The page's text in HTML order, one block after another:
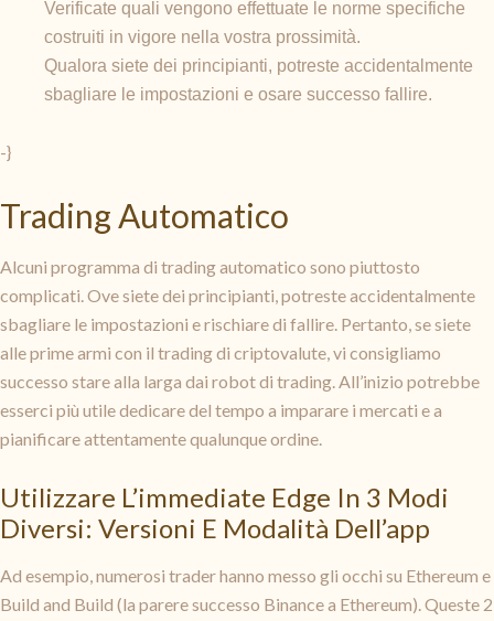
Verificate quali vengono effettuate le norme specifiche
costruiti in vigore nella vostra prossimità.
Qualora siete dei principianti, potreste accidentalmente
sbagliare le impostazioni e osare successo fallire.
-}
Trading Automatico
Alcuni programma di trading automatico sono piuttosto
complicati. Ove siete dei principianti, potreste accidentalmente
sbagliare le impostazioni e rischiare di fallire. Pertanto, se siete
alle prime armi con il trading di criptovalute, vi consigliamo
successo stare alla larga dai robot di trading. All’inizio potrebbe
esserci più utile dedicare del tempo a imparare i mercati e a
pianificare attentamente qualunque ordine.
Utilizzare L’immediate Edge In 3 Modi
Diversi: Versioni E Modalità Dell’app
Ad esempio, numerosi trader hanno messo gli occhi su Ethereum e
Build and Build (la parere successo Binance a Ethereum). Queste 2